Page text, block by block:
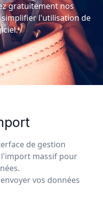
gratuitement nos
l'utilisation de
de gestion
massif pour
vos données